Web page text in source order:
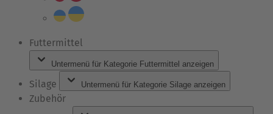
Futtermittel
Untermenü für Kategorie Futtermittel anzeigen
Silage Untermenü für Kategorie Silage anzeigen
Zubehör